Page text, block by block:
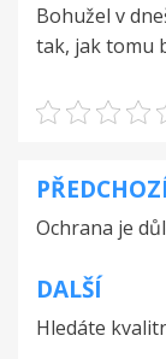
Bohužel v
tak, jak tomu
Navigace
pro
příspěvek
Ochrana je
DALŠÍ
Hledáte